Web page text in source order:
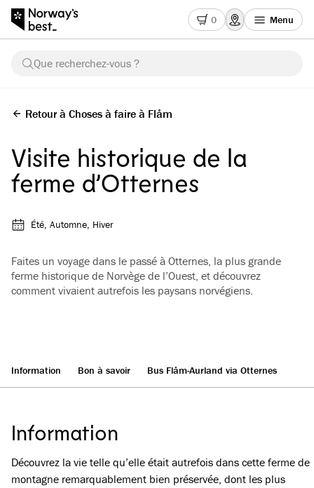
0 Menu
Que recherchez-vous ?
Retour à Choses à faire à Flåm
Visite historique de la
ferme d’Otternes
Été, Automne, Hiver
Faites un voyage dans le passé à Otternes, la plus grande
ferme historique de Norvège de l’Ouest, et découvrez
comment vivaient autrefois les paysans norvégiens.
Voir toutes les images
Information Bon à savoir Bus Flåm-Aurland via Otternes
Information
Découvrez la vie telle qu’elle était autrefois dans cette ferme de
montagne remarquablement bien préservée, dont les plus